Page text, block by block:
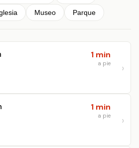
Museo Parque
1 min
a pie
1 min
a pie